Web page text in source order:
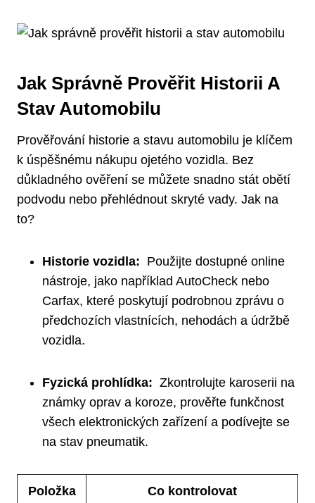
Jak ⁤správně Prověřit Historii ‌a
Stav Automobilu
Prověřování‍ historie a ‍stavu ⁤automobilu ​je klíčem
⁤k ⁤úspěšnému nákupu ojetého vozidla. Bez
důkladného​ ověření se​ můžete ⁤snadno stát‌ obětí
podvodu nebo přehlédnout skryté vady. Jak na
to?
Historie vozidla: ⁣ Použijte‌ dostupné online
⁤nástroje, jako například AutoCheck nebo
Carfax, které poskytují podrobnou‌ zprávu o
předchozích vlastnících, ‌nehodách a údržbě
vozidla.
Fyzická prohlídka: ⁤ Zkontrolujte karoserii na
známky oprav a koroze, prověřte funkčnost
všech elektronických ⁢zařízení⁢ a podívejte⁢ se
na ⁣stav pneumatik.
Položka Co kontrolovat